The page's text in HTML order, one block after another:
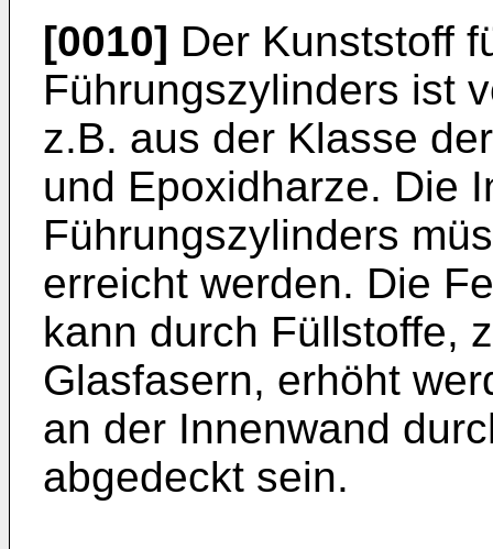
[0010] Der Kunststoff
Führungszylinders ist
z.B. aus der Klasse
und Epoxidharze. Die
Führungszylinders
erreicht werden. Die
kann durch Füllstoffe,
Glasfasern, erhöht
an der Innenwand
abgedeckt sein.